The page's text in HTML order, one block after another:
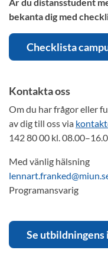
bekanta dig med
Checklista
Kontakta oss
Om du har frågor eller
av dig till oss via
142 80 00 kl.
Med vänlig hälsning
Programansvarig
Se utbildningens